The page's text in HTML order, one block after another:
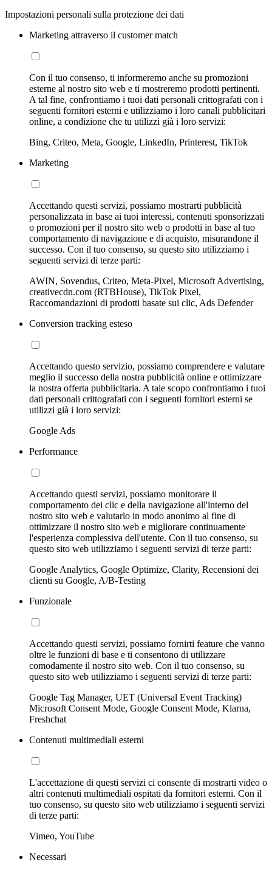
Impostazioni personali sulla protezione dei dati
Marketing attraverso il customer match
Con il tuo consenso, ti informeremo anche su promozioni
esterne al nostro sito web e ti mostreremo prodotti pertinenti.
A tal fine, confrontiamo i tuoi dati personali crittografati con i
seguenti fornitori esterni e utilizziamo i loro canali pubblicitari
online, a condizione che tu utilizzi già i loro servizi:
Bing, Criteo, Meta, Google, LinkedIn, Printerest, TikTok
Marketing
Accettando questi servizi, possiamo mostrarti pubblicità
personalizzata in base ai tuoi interessi, contenuti sponsorizzati
o promozioni per il nostro sito web o prodotti in base al tuo
comportamento di navigazione e di acquisto, misurandone il
successo. Con il tuo consenso, su questo sito utilizziamo i
seguenti servizi di terze parti:
AWIN, Sovendus, Criteo, Meta-Pixel, Microsoft Advertising,
creativecdn.com (RTBHouse), TikTok Pixel,
Raccomandazioni di prodotti basate sui clic, Ads Defender
Conversion tracking esteso
Accettando questo servizio, possiamo comprendere e valutare
meglio il successo della nostra pubblicità online e ottimizzare
la nostra offerta pubblicitaria. A tale scopo confrontiamo i tuoi
dati personali crittografati con i seguenti fornitori esterni se
utilizzi già i loro servizi:
Google Ads
Performance
Accettando questi servizi, possiamo monitorare il
comportamento dei clic e della navigazione all'interno del
nostro sito web e valutarlo in modo anonimo al fine di
ottimizzare il nostro sito web e migliorare continuamente
l'esperienza complessiva dell'utente. Con il tuo consenso, su
questo sito web utilizziamo i seguenti servizi di terze parti:
Google Analytics, Google Optimize, Clarity, Recensioni dei
clienti su Google, A/B-Testing
Funzionale
Accettando questi servizi, possiamo fornirti feature che vanno
oltre le funzioni di base e ti consentono di utilizzare
comodamente il nostro sito web. Con il tuo consenso, su
questo sito web utilizziamo i seguenti servizi di terze parti:
Google Tag Manager, UET (Universal Event Tracking)
Microsoft Consent Mode, Google Consent Mode, Klarna,
Freshchat
Contenuti multimediali esterni
L'accettazione di questi servizi ci consente di mostrarti video o
altri contenuti multimediali ospitati da fornitori esterni. Con il
tuo consenso, su questo sito web utilizziamo i seguenti servizi
di terze parti:
Vimeo, YouTube
Necessari